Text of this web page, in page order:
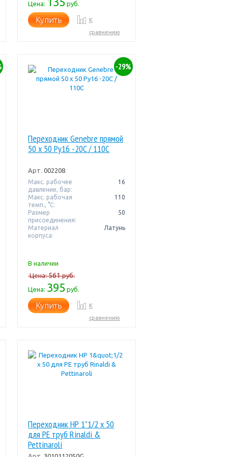
Цена: руб.
Купить
К
сравнению
-29%
Переходник Genebre прямой
50 x 50 Pу16 -20C / 110C
Арт. 002208
Макс. рабочее
давление, бар:
16
Макс. рабочая
темп., °С:
110
Размер
присоединения:
50
Материал
корпуса:
Латунь
В наличии
Цена:561руб.
Цена: 395 руб.
Купить
К
сравнению
Переходник НР 1"1/2 x 50
для PE труб Rinaldi &
Pettinaroli